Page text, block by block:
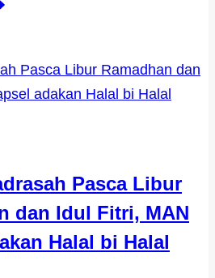
Pasca Libur
dan Idul Fitri, MAN
Halal bi Halal